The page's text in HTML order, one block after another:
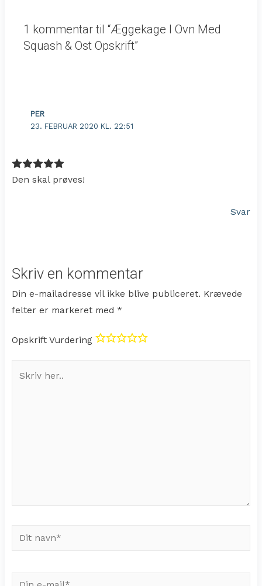
1 kommentar til “Æggekage I Ovn Med
Squash & Ost Opskrift”
PER
23. FEBRUAR 2020 KL. 22:51
Den skal prøves!
Svar
Skriv en kommentar
Din e-mailadresse vil ikke blive publiceret. Krævede
felter er markeret med *
Opskrift Vurdering
Dit
Din